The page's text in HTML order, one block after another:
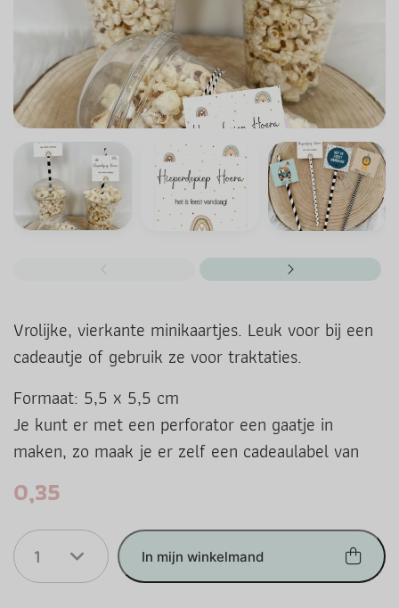
Vrolijke, vierkante minikaartjes. Leuk voor bij een
cadeautje of gebruik ze voor traktaties.
Formaat: 5,5 x 5,5 cm
Je kunt er met een perforator een gaatje in
maken, zo maak je er zelf een cadeaulabel van
0,35
1 In mijn winkelmand